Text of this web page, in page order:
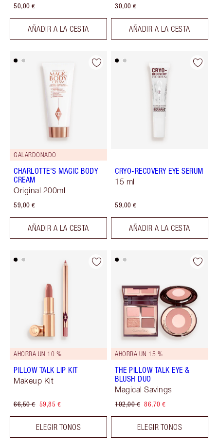
50,00 €
AÑADIR A LA CESTA
30,00 €
AÑADIR A LA CESTA
GALARDONADO
CHARLOTTE'S MAGIC BODY
CREAM
Original 200ml
59,00 €
AÑADIR A LA CESTA
CRYO-RECOVERY EYE SERUM
15 ml
59,00 €
AÑADIR A LA CESTA
AHORRA UN 10 %
PILLOW TALK LIP KIT
Makeup Kit
66,50 € 59,85 €
ELEGIR TONOS
AHORRA UN 15 %
THE PILLOW TALK EYE &
BLUSH DUO
Magical Savings
102,00 € 86,70 €
ELEGIR TONOS